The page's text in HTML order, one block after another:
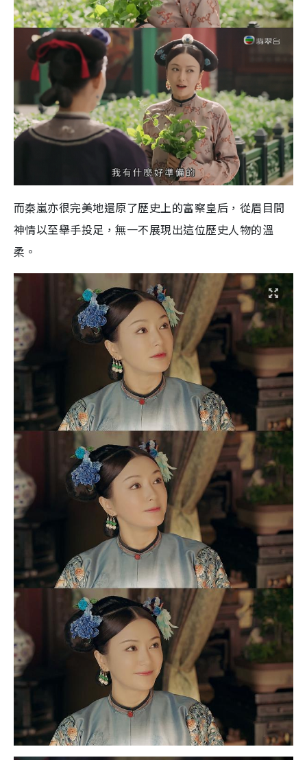
而秦嵐亦很完美地還原了歷史上的富察皇后，從眉目間
神情以至舉手投足，無一不展現出這位歷史人物的溫
柔。